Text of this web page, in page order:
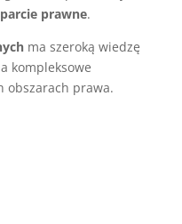
prawne.
ma szeroką wiedzę
kompleksowe
obszarach prawa.